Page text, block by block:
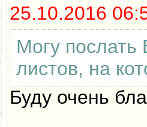
25.10.2016
Могу послать
листов, на
Буду очень